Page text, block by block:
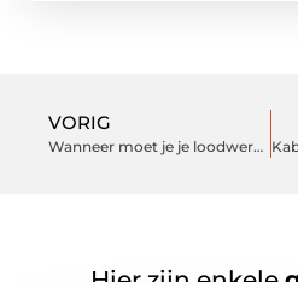
VORIG
Wanneer moet je je loodwerk vervangen? De belangrijkste signalen